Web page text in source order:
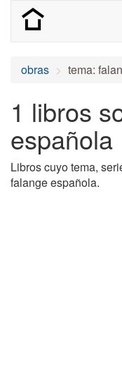
obras tema:
1 libros
española
Libros cuyo tema,
falange española.